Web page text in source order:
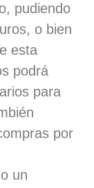
pudiendo
o bien
esta
podrá
para
por
un